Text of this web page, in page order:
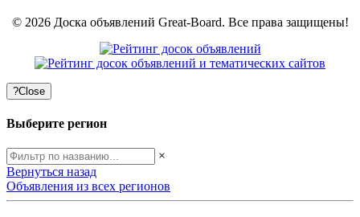
© 2026 Доска объявлений Great-Board. Все права защищены!
?Close
Выберите регион
×
Вернуться назад
Объявления из всех регионов